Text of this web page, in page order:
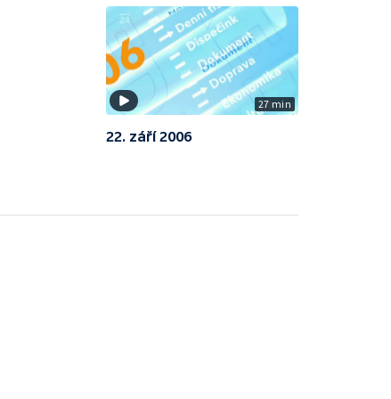
27 min
22. září 2006